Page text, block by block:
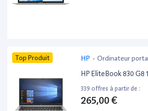
Top Produit HP - Ordinateur
HP EliteBook 830 G8
339 offres à partir de :
265,00 €